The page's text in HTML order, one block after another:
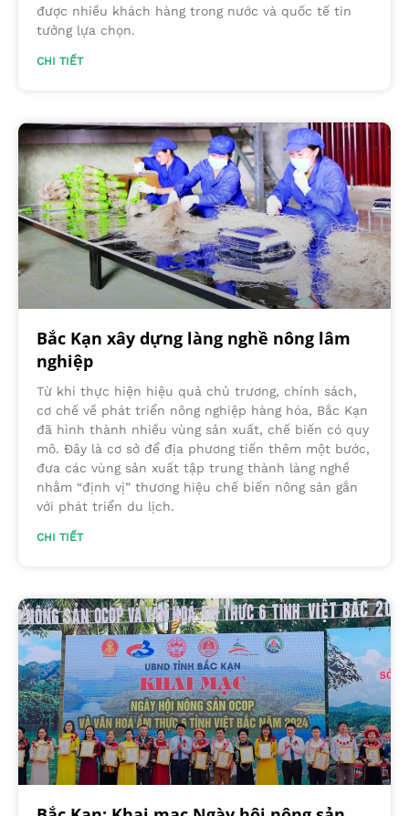
được nhiều khách hàng trong nước và quốc tế tin
tưởng lựa chọn.
CHI TIẾT
Bắc Kạn xây dựng làng nghề nông lâm
nghiệp
Từ khi thực hiện hiệu quả chủ trương, chính sách,
cơ chế về phát triển nông nghiệp hàng hóa, Bắc Kạn
đã hình thành nhiều vùng sản xuất, chế biến có quy
mô. Đây là cơ sở để địa phương tiến thêm một bước,
đưa các vùng sản xuất tập trung thành làng nghề
nhằm “định vị” thương hiệu chế biến nông sản gắn
với phát triển du lịch.
CHI TIẾT